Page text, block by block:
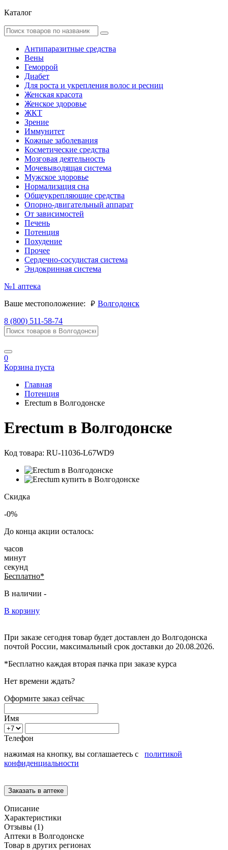
Каталог
Антипаразитные средства
Вены
Геморрой
Диабет
Для роста и укрепления волос и ресниц
Женская красота
Женское здоровье
ЖКТ
Зрение
Иммунитет
Кожные заболевания
Косметические средства
Мозговая деятельность
Мочевыводящая система
Мужское здоровье
Нормализация сна
Общеукрепляющие средства
Опорно-двигательный аппарат
От зависимостей
Печень
Потенция
Похудение
Прочее
Сердечно-сосудистая система
Эндокринная система
№1 аптека
Ваше местоположение:
руб. Волгодонск
8 (800) 511-58-74
0
Корзина пуста
Главная
Потенция
Erectum в Волгодонске
Erectum в Волгодонске
Код товара: RU-11036-L67WD9
Скидка
-0%
До конца акции осталось:
часов
минут
секунд
Бесплатно*
В наличии -
В корзину
При заказе сегодня товар будет доставлен до Волгодонска
почтой России, максимальный срок доставки до 20.08.2026.
*Бесплатно каждая вторая пачка при заказе курса
Нет времени ждать?
Оформите заказ сейчас
Имя
Телефон
нажимая на кнопку, вы соглашаетесь с политикой
конфиденциальности
Описание
Характеристики
Отзывы (1)
Аптеки в Волгодонске
Товар в других регионах